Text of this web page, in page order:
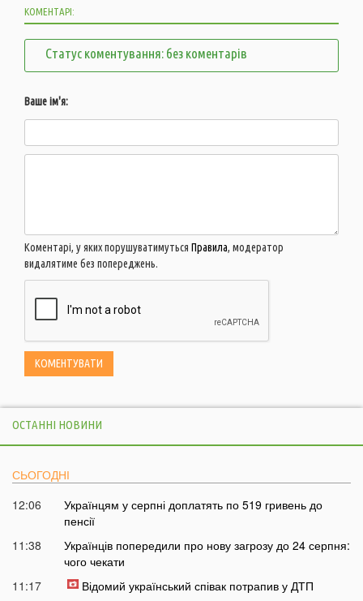
КОМЕНТАРІ:
Статус коментування: без коментарів
Ваше ім'я:
Коментарі, у яких порушуватимуться Правила, модератор
видалятиме без попереджень.
ОСТАННІ НОВИНИ
СЬОГОДНІ
12:06
Українцям у серпні доплатять по 519 гривень до
пенсії
11:38
Українців попередили про нову загрозу до 24 серпня:
чого чекати
11:17
Відомий український співак потрапив у ДТП